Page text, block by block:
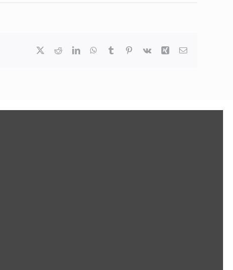
RedditLinkedInWhatsApp
TumblrPinterest
Vk XingEmail